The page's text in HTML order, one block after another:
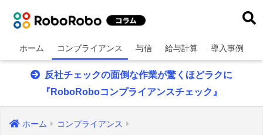
ホーム コンプライアンス 与信 給与計算 導入事例
反社チェックの面倒な作業が驚くほどラクに
『RoboRoboコンプライアンスチェック』
ホーム コンプライアンス